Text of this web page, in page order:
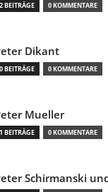
2 BEITRÄGE 0 KOMMENTARE
Dikant
0 BEITRÄGE 0 KOMMENTARE
Mueller
1 BEITRÄGE 0 KOMMENTARE
Schirmanski